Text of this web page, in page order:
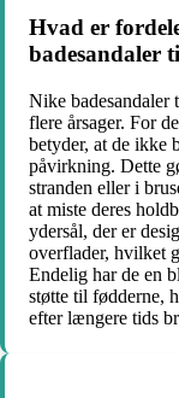
Hvad er
badesandaler
Nike
flere årsager. For
betyder, at de ikke
påvirkning. Dette
stranden eller i
at miste deres
ydersål, der er
overflader, hvilket
Endelig har de en
støtte til fødderne,
efter længere tids